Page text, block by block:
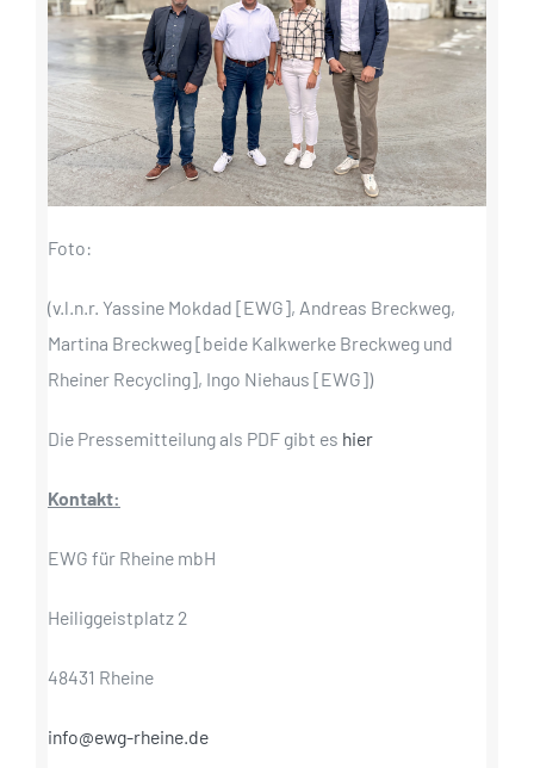
Foto:
(v.l.n.r. Yassine Mokdad [EWG], Andreas Breckweg,
Martina Breckweg [beide Kalkwerke Breckweg und
Rheiner Recycling], Ingo Niehaus [EWG])
Die Pressemitteilung als PDF gibt es hier
Kontakt:
EWG für Rheine mbH
Heiliggeistplatz 2
48431 Rheine
info@ewg-rheine.de